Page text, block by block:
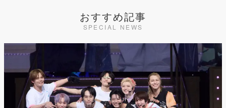
おすすめ記事
SPECIAL NEWS